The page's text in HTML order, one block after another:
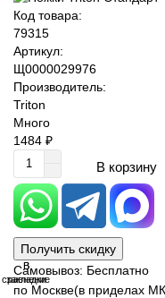
Код товара:
79315
Артикул:
Щ0000029976
Производитель:
Triton
Много
1484 ₽
В корзину
Получить скидку
В
закладки
В
сравнение
Самовывоз: Бесплатно
по Москве(в приделах